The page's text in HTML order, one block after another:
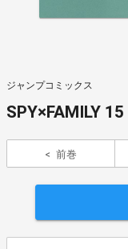
ジャンプコミックス
SPY×FAMILY 15
前巻